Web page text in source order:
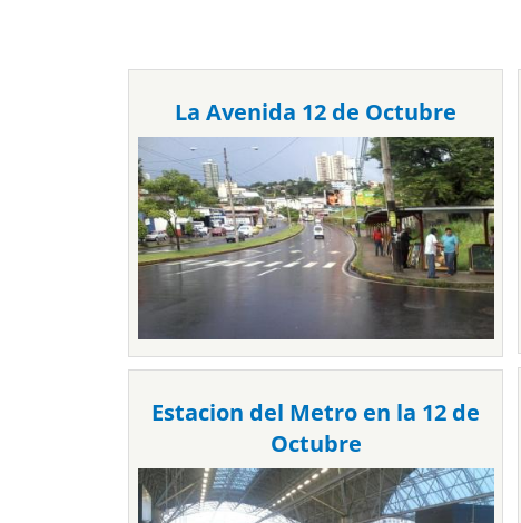
La Avenida 12 de Octubre
Estacion del Metro en la 12 de
Octubre